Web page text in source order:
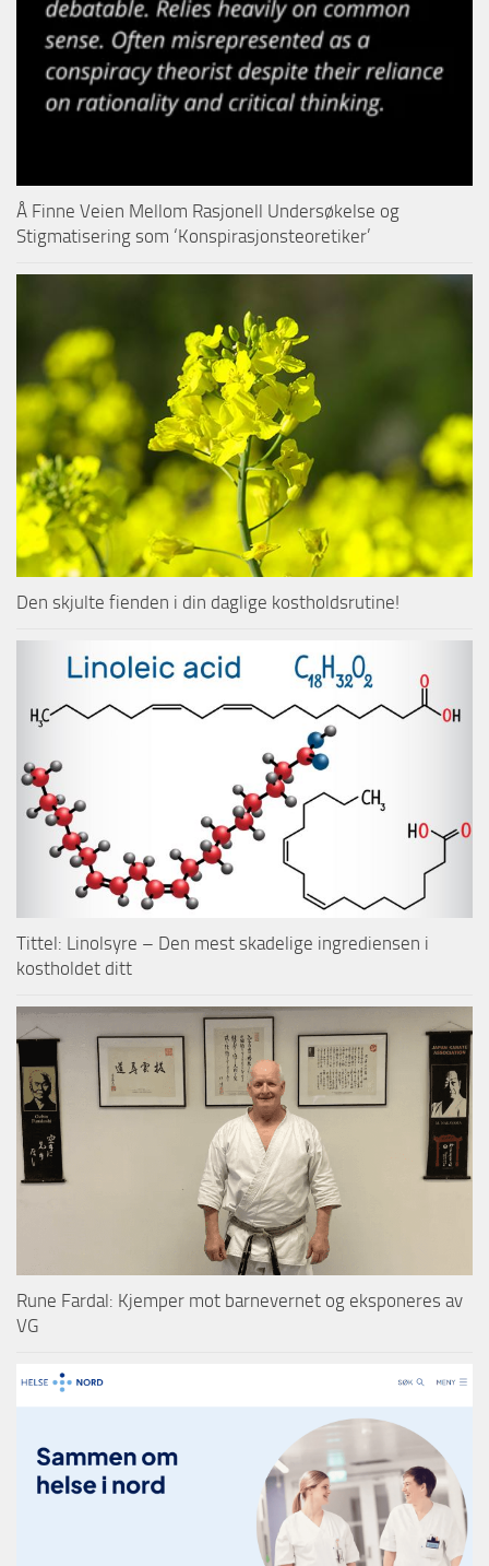
Å Finne Veien Mellom Rasjonell Undersøkelse og
Stigmatisering som ‘Konspirasjonsteoretiker’
Den skjulte fienden i din daglige kostholdsrutine!
Tittel: Linolsyre – Den mest skadelige ingrediensen i
kostholdet ditt
Rune Fardal: Kjemper mot barnevernet og eksponeres av
VG